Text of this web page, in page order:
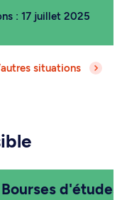
: 17 juillet 2025
situations
Bourses d'études